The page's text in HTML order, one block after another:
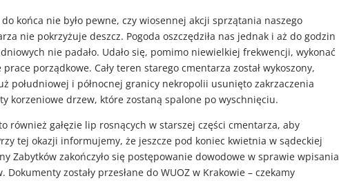
do końca nie było pewne, czy wiosennej akcji sprzątania naszego
nie pokrzyżuje deszcz. Pogoda oszczędziła nas jednak i aż do godzin
nie padało. Udało się, pomimo niewielkiej frekwencji, wykonać
prace porządkowe. Cały teren starego cmentarza został wykoszony,
południowej i północnej granicy nekropolii usunięto zakrzaczenia
korzeniowe drzew, które zostaną spalone po wyschnięciu.
również gałęzie lip rosnących w starszej części cmentarza, aby
tej okazji informujemy, że jeszcze pod koniec kwietnia w sądeckiej
Zabytków zakończyło się postępowanie dowodowe w sprawie wpisania
zostały przesłane do WUOZ w Krakowie – czekamy